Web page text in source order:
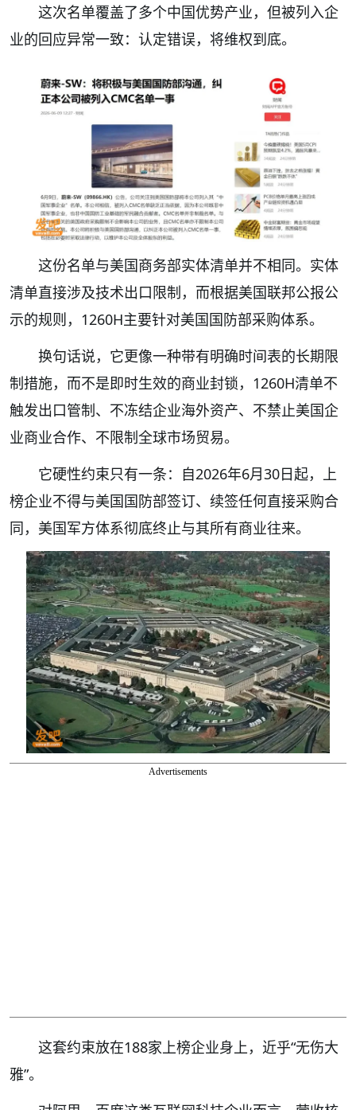
这次名单覆盖了多个中国优势产业，但被列入企
业的回应异常一致：认定错误，将维权到底。
这份名单与美国商务部实体清单并不相同。实体
清单直接涉及技术出口限制，而根据美国联邦公报公
示的规则，1260H主要针对美国国防部采购体系。
换句话说，它更像一种带有明确时间表的长期限
制措施，而不是即时生效的商业封锁，1260H清单不
触发出口管制、不冻结企业海外资产、不禁止美国企
业商业合作、不限制全球市场贸易。
它硬性约束只有一条：自2026年6月30日起，上
榜企业不得与美国国防部签订、续签任何直接采购合
同，美国军方体系彻底终止与其所有商业往来。
Advertisements
这套约束放在188家上榜企业身上，近乎“无伤大
雅”。